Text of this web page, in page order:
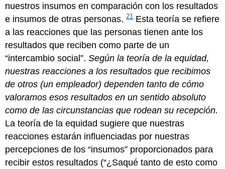
nuestros insumos en comparación con los resultados
e insumos de otras personas.21Esta teoría se refiere
a las reacciones que las personas tienen ante los
resultados que reciben como parte de un
“intercambio social”.Según la teoría de la equidad,
nuestras reacciones a los resultados que recibimos
de otros (un empleador) dependen tanto de cómo
valoramos esos resultados en un sentido absoluto
como de las circunstancias que rodean su recepción.
La teoría de la equidad sugiere que nuestras
reacciones estarán influenciadas por nuestras
percepciones de los “insumos” proporcionados para
recibir estos resultados (“¿Saqué tanto de esto como